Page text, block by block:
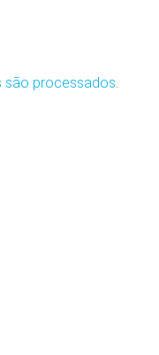
são processados.